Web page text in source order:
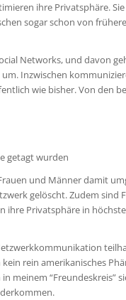
ihre Privatsphäre.
sogar schon von
Networks, und davon
Inzwischen
wie bisher. Von den
getagt wurden
und Männer damit
gelöscht. Zudem sind
ihre Privatsphäre in
rein amerikanisches
meinem “Freundeskreis”